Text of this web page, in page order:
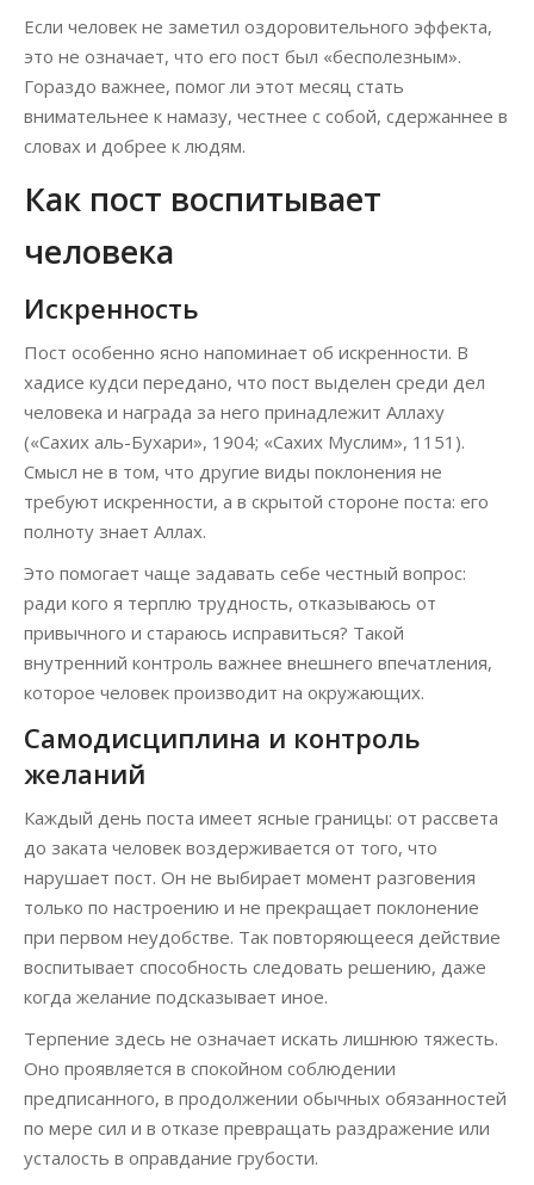
Если человек не заметил оздоровительного эффекта,
это не означает, что его пост был «бесполезным».
Гораздо важнее, помог ли этот месяц стать
внимательнее к намазу, честнее с собой, сдержаннее в
словах и добрее к людям.
Как пост воспитывает
человека
Искренность
Пост особенно ясно напоминает об искренности. В
хадисе кудси передано, что пост выделен среди дел
человека и награда за него принадлежит Аллаху
(«Сахих аль-Бухари», 1904; «Сахих Муслим», 1151).
Смысл не в том, что другие виды поклонения не
требуют искренности, а в скрытой стороне поста: его
полноту знает Аллах.
Это помогает чаще задавать себе честный вопрос:
ради кого я терплю трудность, отказываюсь от
привычного и стараюсь исправиться? Такой
внутренний контроль важнее внешнего впечатления,
которое человек производит на окружающих.
Самодисциплина и контроль
желаний
Каждый день поста имеет ясные границы: от рассвета
до заката человек воздерживается от того, что
нарушает пост. Он не выбирает момент разговения
только по настроению и не прекращает поклонение
при первом неудобстве. Так повторяющееся действие
воспитывает способность следовать решению, даже
когда желание подсказывает иное.
Терпение здесь не означает искать лишнюю тяжесть.
Оно проявляется в спокойном соблюдении
предписанного, в продолжении обычных обязанностей
по мере сил и в отказе превращать раздражение или
усталость в оправдание грубости.